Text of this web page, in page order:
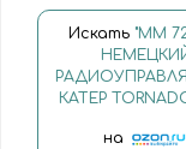
Искать "MM
КАТЕР
на